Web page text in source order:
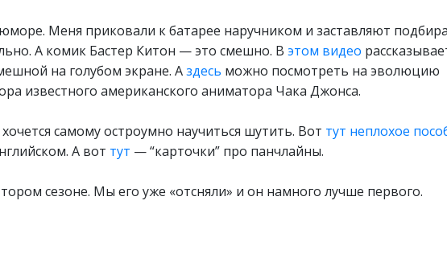
Меня приковали к батарее наручником и заставляют
А комик Бастер Китон — это смешно. В этом видео
на голубом экране. Аздесь можно посмотреть на эволюцию
известного американского аниматора Чака Джонса.
самому остроумно научиться шутить. Вот тут неплохое
А вот тут — “карточки” про панчлайны.
сезоне. Мы его уже «отсняли» и он намного лучше первого.